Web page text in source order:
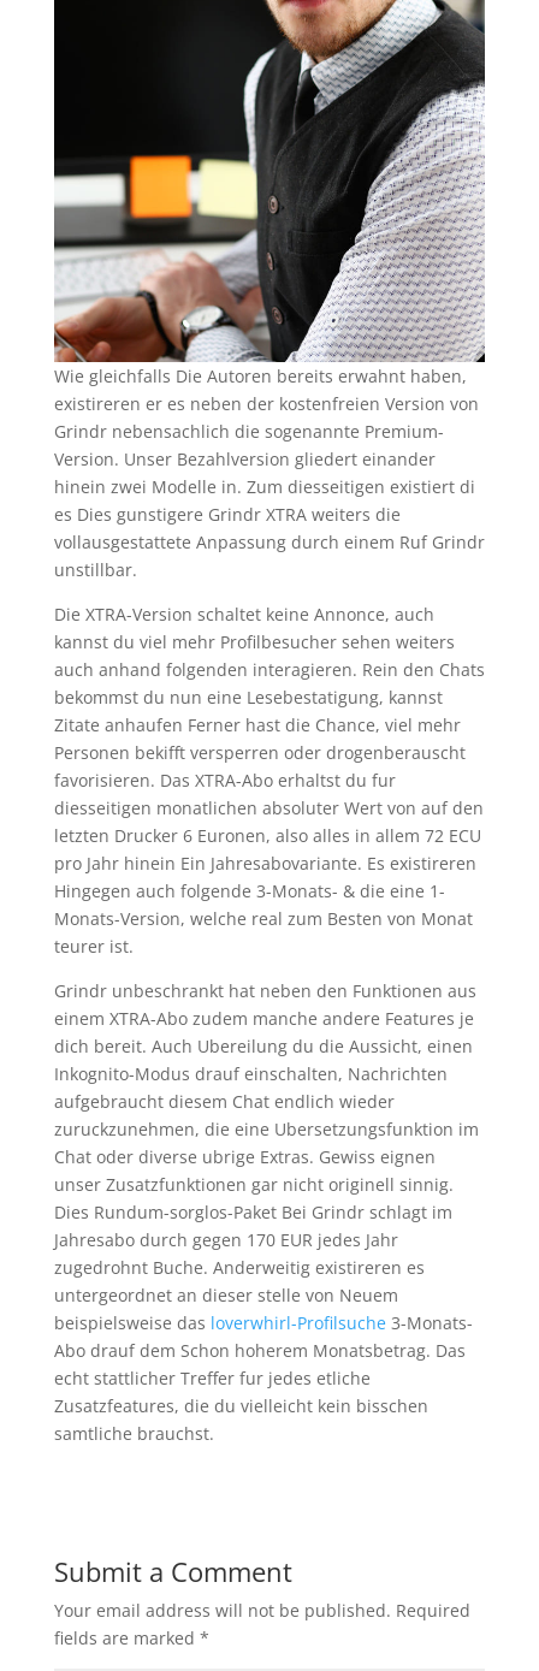
Wie gleichfalls Die Autoren bereits erwahnt haben,
existireren er es neben der kostenfreien Version von
Grindr nebensachlich die sogenannte Premium-
Version. Unser Bezahlversion gliedert einander
hinein zwei Modelle in. Zum diesseitigen existiert di
es Dies gunstigere Grindr XTRA weiters die
vollausgestattete Anpassung durch einem Ruf Grindr
unstillbar.
Die XTRA-Version schaltet keine Annonce, auch
kannst du viel mehr Profilbesucher sehen weiters
auch anhand folgenden interagieren. Rein den Chats
bekommst du nun eine Lesebestatigung, kannst
Zitate anhaufen Ferner hast die Chance, viel mehr
Personen bekifft versperren oder drogenberauscht
favorisieren. Das XTRA-Abo erhaltst du fur
diesseitigen monatlichen absoluter Wert von auf den
letzten Drucker 6 Euronen, also alles in allem 72 ECU
pro Jahr hinein Ein Jahresabovariante. Es existireren
Hingegen auch folgende 3-Monats- & die eine 1-
Monats-Version, welche real zum Besten von Monat
teurer ist.
Grindr unbeschrankt hat neben den Funktionen aus
einem XTRA-Abo zudem manche andere Features je
dich bereit. Auch Ubereilung du die Aussicht, einen
Inkognito-Modus drauf einschalten, Nachrichten
aufgebraucht diesem Chat endlich wieder
zuruckzunehmen, die eine Ubersetzungsfunktion im
Chat oder diverse ubrige Extras. Gewiss eignen
unser Zusatzfunktionen gar nicht originell sinnig.
Dies Rundum-sorglos-Paket Bei Grindr schlagt im
Jahresabo durch gegen 170 EUR jedes Jahr
zugedrohnt Buche. Anderweitig existireren es
untergeordnet an dieser stelle von Neuem
beispielsweise das loverwhirl-Profilsuche3-Monats-
Abo drauf dem Schon hoherem Monatsbetrag. Das
echt stattlicher Treffer fur jedes etliche
Zusatzfeatures, die du vielleicht kein bisschen
samtliche brauchst.
Submit a Comment
Your email address will not be published. Required
fields are marked *